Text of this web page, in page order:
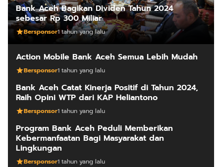
Bank Aceh Bagikan Dividen Tahun 2024
sebesar Rp 300 Miliar
Bersponsor1 tahun yang lalu
Action Mobile Bank Aceh Semua Lebih Mudah
Bersponsor1 tahun yang lalu
Bank Aceh Catat Kinerja Positif di Tahun 2024,
Raih Opini WTP dari KAP Heliantono
Bersponsor1 tahun yang lalu
Program Bank Aceh Peduli Memberikan
Kebermanfaatan Bagi Masyarakat dan
Lingkungan
Bersponsor1 tahun yang lalu